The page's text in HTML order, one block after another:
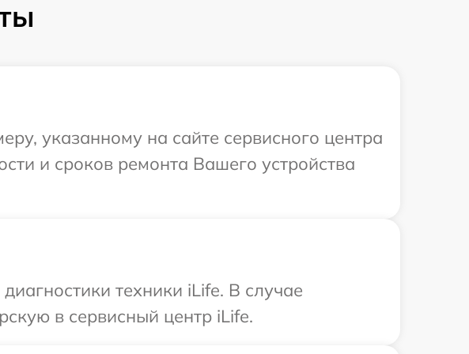
указанному на сайте сервисного центра
и сроков ремонта Вашего устройства
техники iLife. В случае
в сервисный центр iLife.